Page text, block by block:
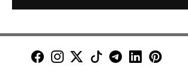
Minuto30 en Facebook
Minuto30 en
Minuto30 en X
Minuto30 en
Canal de